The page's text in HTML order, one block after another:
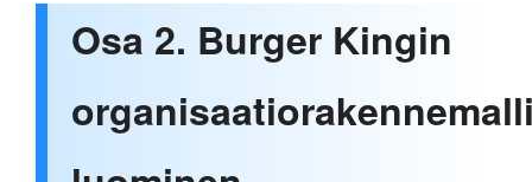
Osa 2. Burger Kingin